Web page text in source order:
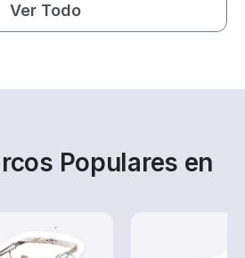
Ver Todo
Populares en